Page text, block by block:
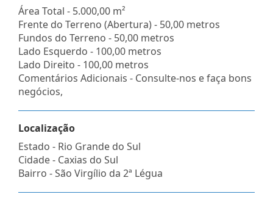
Área Total - 5.000,00 m²
Frente do Terreno (Abertura) - 50,00 metros
Fundos do Terreno - 50,00 metros
Lado Esquerdo - 100,00 metros
Lado Direito - 100,00 metros
Comentários Adicionais - Consulte-nos e faça bons
negócios,
Localização
Estado - Rio Grande do Sul
Cidade - Caxias do Sul
Bairro -São Virgílio da 2ª Légua